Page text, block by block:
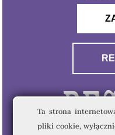
Ta strona
pliki cookie,